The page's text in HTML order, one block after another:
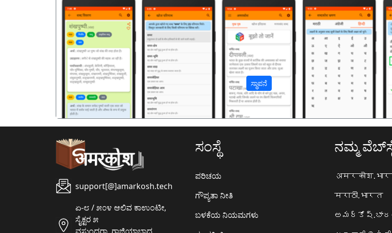
ಸ್ಥಾಪನೆ
पिछला
support[@]amarkosh.tech
ಏ-೮ / ೫೦೪ ಆಲಿವ ಕಾಉಂಟೀ,
ಸೈಕ್ಟರ ೫
ಸಂಸ್ಥೆ
ಪರಿಚಯ
ಗೌಪ್ಯತಾ ನೀತಿ
ಬಳಕೆಯ ನಿಯಮಗಳು
ನಮ್ಮ
मराठी.भारत